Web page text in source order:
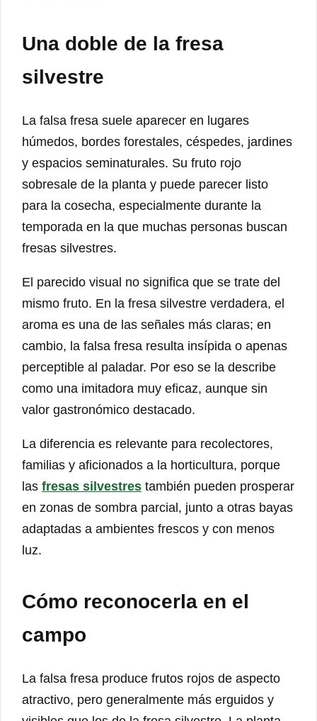
Una doble de la fresa
silvestre
La falsa fresa suele aparecer en lugares
húmedos, bordes forestales, céspedes, jardines
y espacios seminaturales. Su fruto rojo
sobresale de la planta y puede parecer listo
para la cosecha, especialmente durante la
temporada en la que muchas personas buscan
fresas silvestres.
El parecido visual no significa que se trate del
mismo fruto. En la fresa silvestre verdadera, el
aroma es una de las señales más claras; en
cambio, la falsa fresa resulta insípida o apenas
perceptible al paladar. Por eso se la describe
como una imitadora muy eficaz, aunque sin
valor gastronómico destacado.
La diferencia es relevante para recolectores,
familias y aficionados a la horticultura, porque
las fresas silvestres también pueden prosperar
en zonas de sombra parcial, junto a otras bayas
adaptadas a ambientes frescos y con menos
luz.
Cómo reconocerla en el
campo
La falsa fresa produce frutos rojos de aspecto
atractivo, pero generalmente más erguidos y